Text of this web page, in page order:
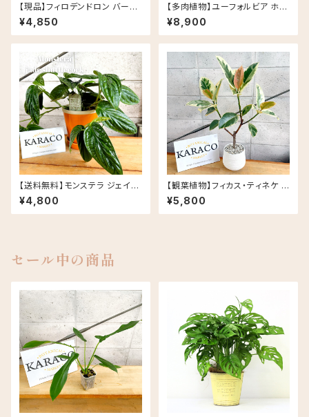
【現品】フィロデンドロン バーキ
ン 斑入り ナチュラルな陶器鉢(5
号相当)
¥4,850
【多肉植物】ユーフォルビア ホリ
ダ PLUS the green FIKA PO
T セサミラテ
¥8,900
【送料無料】モンステラ ジェイド
シャトルコック 5号 グロッシーポ
ット アプリコット 皿セット セラミ
ック鉢
¥4,800
【観葉植物】フィカス・ティネケ 5
号 陶器鉢 鉢カラー/ホワイト
¥5,800
セール中の商品